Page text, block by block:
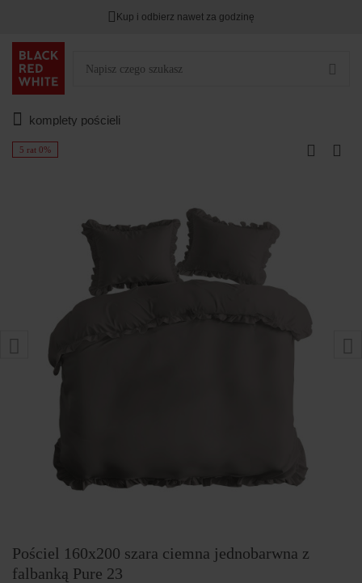
Kup i odbierz nawet za godzinę
komplety pościeli
5 rat 0%
Pościel 160x200 szara ciemna jednobarwna z
falbanką Pure 23